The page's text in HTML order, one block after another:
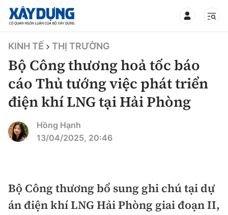
TIN BỘ XÂY DỰNG
CHUYÊN MỤC
Mới nhất
Chính trị
Xã hội
Xây dựng
KINH TẾ THỊ TRƯỜNG
Bộ Công thương hoả tốc báo
cáo Thủ tướng việc phát triển
điện khí LNG tại Hải Phòng
Hồng Hạnh
13/04/2025, 20:46
Bộ Công thương bổ sung ghi chú tại dự
án điện khí LNG Hải Phòng giai đoạn II,